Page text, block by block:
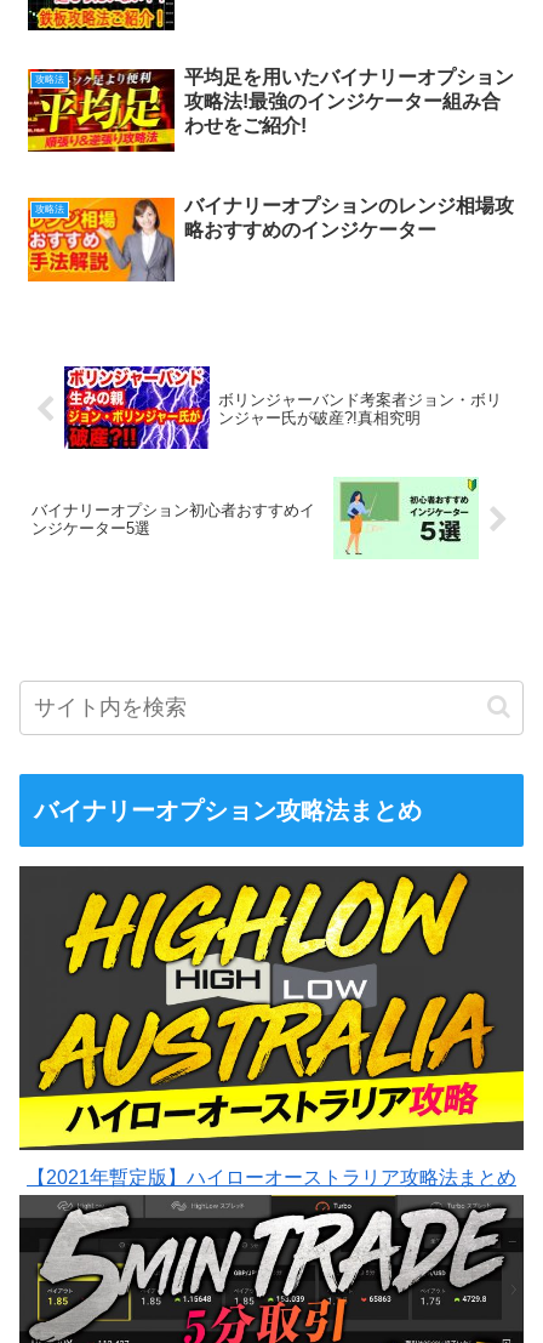
攻略法
平均足を用いたバイナリーオプション
攻略法!最強のインジケーター組み合
わせをご紹介!
攻略法
バイナリーオプションのレンジ相場攻
略おすすめのインジケーター
ボリンジャーバンド考案者ジョン・ボリ
ンジャー氏が破産?!真相究明
バイナリーオプション初心者おすすめイ
ンジケーター5選
バイナリーオプション攻略法まとめ
【2021年暫定版】ハイローオーストラリア攻略法まとめ